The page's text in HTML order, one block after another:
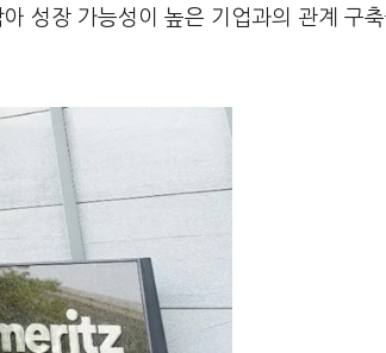
성장 가능성이 높은 기업과의 관계 구